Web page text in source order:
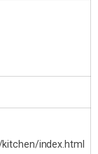
index.html